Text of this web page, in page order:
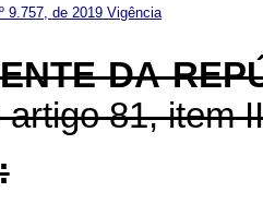
9.757, de 2019 Vigência
DA
81, item